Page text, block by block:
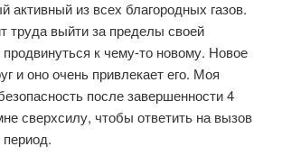
активный из всех благородных газов.
труда выйти за пределы своей
к чему-то новому. Новое
и оно очень привлекает его. Моя
после завершенности 4
сверхсилу, чтобы ответить на вызов